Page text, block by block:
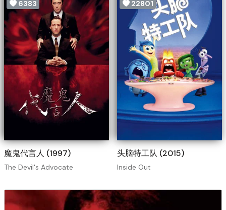
6383
魔鬼代言人 (1997)
The Devil's Advocate
22801
头脑特工队 (2015)
Inside Out